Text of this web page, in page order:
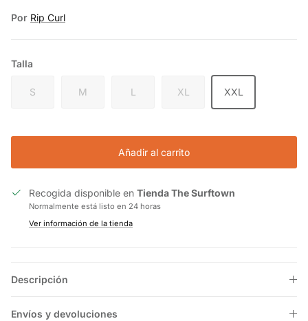
Por Rip Curl
Talla
S M L XL XXL
Añadir al carrito
Recogida disponible en Tienda The Surftown
Normalmente está listo en 24 horas
Ver información de la tienda
Descripción
Envíos y devoluciones